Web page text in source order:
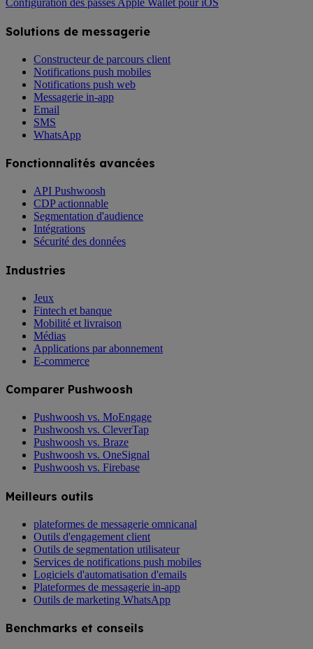
Configuration des passes Apple Wallet pour iOS
Solutions de messagerie
Constructeur de parcours client
Notifications push mobiles
Notifications push web
Messagerie in-app
Email
SMS
WhatsApp
Fonctionnalités avancées
API Pushwoosh
CDP actionnable
Segmentation d'audience
Intégrations
Sécurité des données
Industries
Jeux
Fintech et banque
Mobilité et livraison
Médias
Applications par abonnement
E-commerce
Comparer Pushwoosh
Pushwoosh vs. MoEngage
Pushwoosh vs. CleverTap
Pushwoosh vs. Braze
Pushwoosh vs. OneSignal
Pushwoosh vs. Firebase
Meilleurs outils
plateformes de messagerie omnicanal
Outils d'engagement client
Outils de segmentation utilisateur
Services de notifications push mobiles
Logiciels d'automatisation d'emails
Plateformes de messagerie in-app
Outils de marketing WhatsApp
Benchmarks et conseils